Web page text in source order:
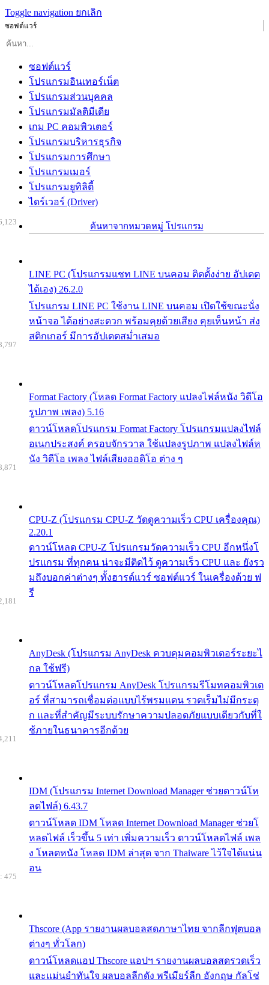
Toggle navigation ยกเลิก
ซอฟต์แวร์
ซอฟต์แวร์
โปรแกรมอินเทอร์เน็ต
โปรแกรมส่วนบุคคล
โปรแกรมมัลติมีเดีย
เกม PC คอมพิวเตอร์
โปรแกรมบริหารธุรกิจ
โปรแกรมการศึกษา
โปรแกรมเมอร์
โปรแกรมยูทิลิตี้
ไดร์เวอร์ (Driver)
ค้นหาจากหมวดหมู่ โปรแกรม
LINE PC (โปรแกรมแชท LINE บนคอม ติดตั้งง่าย อัปเดต
ได้เอง) 26.2.0
โปรแกรม LINE PC ใช้งาน LINE บนคอม เปิดใช้ขณะนั่ง
หน้าจอ ได้อย่างสะดวก พร้อมคุยด้วยเสียง คุยเห็นหน้า ส่ง
สติกเกอร์ มีการอัปเดตสม่ำเสมอ
Format Factory (โหลด Format Factory แปลงไฟล์หนัง วิดีโอ
รูปภาพ เพลง) 5.16
ดาวน์โหลดโปรแกรม Format Factory โปรแกรมแปลงไฟล์
อเนกประสงค์ ครอบจักรวาล ใช้แปลงรูปภาพ แปลงไฟล์ห
นัง วิดีโอ เพลง ไฟล์เสียงออดิโอ ต่าง ๆ
CPU-Z (โปรแกรม CPU-Z วัดดูความเร็ว CPU เครื่องคุณ)
2.20.1
ดาวน์โหลด CPU-Z โปรแกรมวัดความเร็ว CPU อีกหนึ่งโ
ปรแกรม ที่ทุกคน น่าจะมีติดไว้ ดูความเร็ว CPU และ ยังรว
มถึงบอกค่าต่างๆ ทั้งฮารด์แวร์ ซอฟต์แวร์ ในเครื่องด้วย ฟ
รี
AnyDesk (โปรแกรม AnyDesk ควบคุมคอมพิวเตอร์ระยะไ
กล ใช้ฟรี)
ดาวน์โหลดโปรแกรม AnyDesk โปรแกรมรีโมทคอมพิวเต
อร์ ที่สามารถเชื่อมต่อแบบไร้พรมแดน รวดเร็มไม่มีกระตุ
ก และที่สำคัญมีระบบรักษาความปลอดภัยแบบเดียวกับที่ใ
ช้ภายในธนาคารอีกด้วย
IDM (โปรแกรม Internet Download Manager ช่วยดาวน์โห
ลดไฟล์) 6.43.7
ดาวน์โหลด IDM โหลด Internet Download Manager ช่วยโ
หลดไฟล์ เร็วขึ้น 5 เท่า เพิ่มความเร็ว ดาวน์โหลดไฟล์ เพล
ง โหลดหนัง โหลด IDM ล่าสุด จาก Thaiware ไว้ใจได้แน่น
อน
Thscore (App รายงานผลบอลสดภาษาไทย จากลีกฟุตบอล
ต่างๆ ทั่วโลก)
ดาวน์โหลดแอป Thscore แอปฯ รายงานผลบอลสดรวดเร็ว
และแม่นยำทันใจ ผลบอลลีกดัง พรีเมียร์ลีก อังกฤษ กัลโช่
475